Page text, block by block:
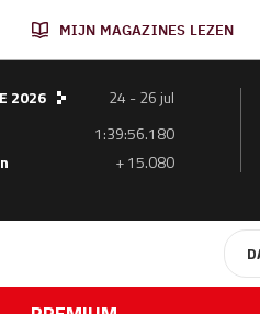
MIJN MAGAZINES LEZEN
2026
24 - 26 jul
1:39:56.180
+ 15.080